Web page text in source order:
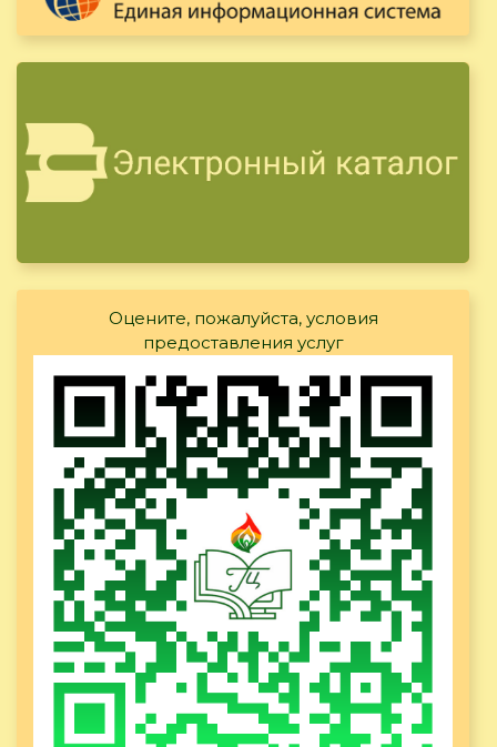
Оцените, пожалуйста, условия
предоставления услуг